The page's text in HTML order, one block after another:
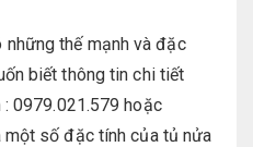
những thế mạnh và đặc
biết thông tin chi tiết
0979.021.579 hoặc
số đặc tính của tủ nửa